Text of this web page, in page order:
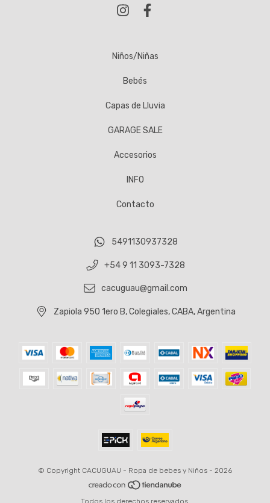
Niños/Niñas
Bebés
Capas de Lluvia
GARAGE SALE
Accesorios
INFO
Contacto
5491130937328
+54 9 11 3093-7328
cacuguau@gmail.com
Zapiola 950 1ero B, Colegiales, CABA, Argentina
© Copyright CACUGUAU - Ropa de bebes y Niños - 2026